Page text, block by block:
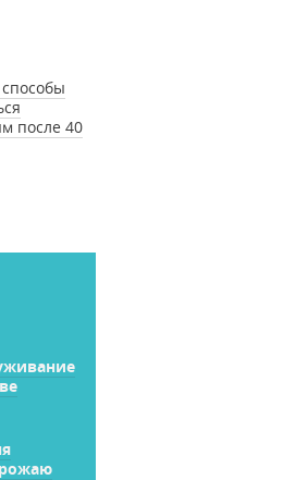
после 40